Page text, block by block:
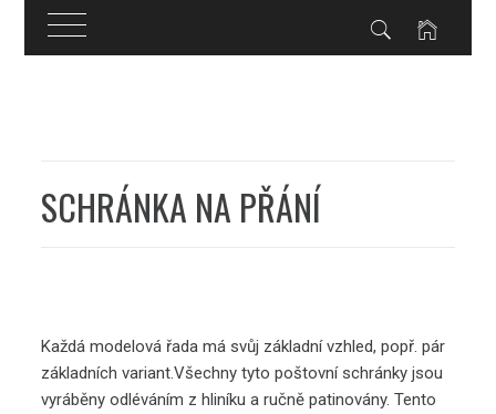
SCHRÁNKA NA PŘÁNÍ
Každá modelová řada má svůj základní vzhled, popř. pár
základních variant.Všechny tytopoštovní schránky jsou
vyráběny odléváním z hliníku a ručně patinovány. Tento